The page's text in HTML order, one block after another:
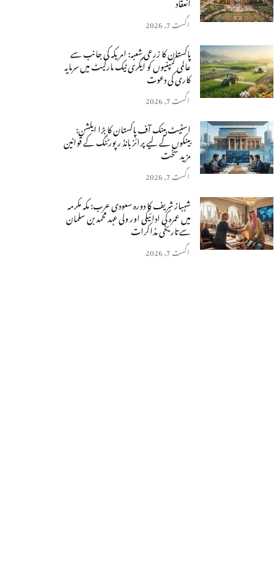
اگست 7, 2026
پاکستان کا زرعی شعبہ: امریکہ کی جانب سے
عالمی کمپنیوں کو ایگری ٹیک مارکیٹ میں سرمایہ
کاری کی دعوت
اگست 7, 2026
اسٹیٹ بینک آف پاکستان کا بڑا ایکشن:
بینکوں کے لیے پرائز بانڈ رپورٹنگ کے قوانین
مزید سخت
اگست 7, 2026
شہباز شریف کا دورہ سعودی عرب: مکہ مکرمہ
میں عمرہ کی ادائیگی اور ولی عہد محمد بن سلمان
سے تاریخی مذاکرات
اگست 7, 2026